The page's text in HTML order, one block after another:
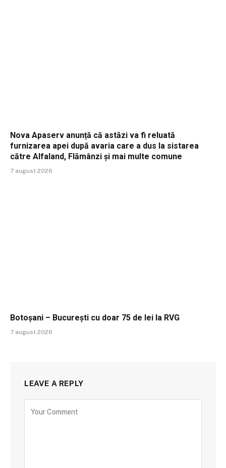
Nova Apaserv anunță că astăzi va fi reluată
furnizarea apei după avaria care a dus la sistarea
către Alfaland, Flămânzi și mai multe comune
7 august 2026
Botoșani – București cu doar 75 de lei la RVG
7 august 2026
LEAVE A REPLY